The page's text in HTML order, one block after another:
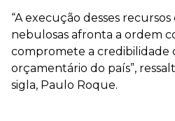
“A execução desses
nebulosas afronta a ordem
compromete a credibilidade
orçamentário do país”,
sigla, Paulo Roque.